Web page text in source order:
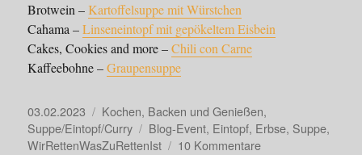
Brotwein –Kartoffelsuppe mit Würstchen
Cahama –Linseneintopf mit gepökeltem Eisbein
Cakes, Cookies and more –Chili con Carne
Kaffeebohne –Graupensuppe
Veröffentlicht
am
03.02.2023 Kategorien
Kochen, Backen und Genießen,
Suppe/Eintopf/Curry
Schlagwörter
Blog-Event, Eintopf, Erbse, Suppe,
WirRettenWasZuRettenIst
10 Kommentarezu